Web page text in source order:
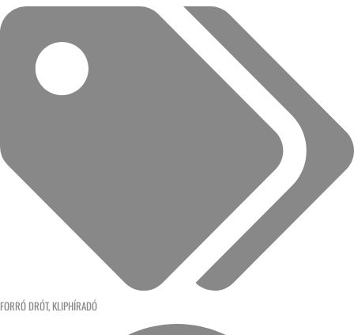
FORRÓ DRÓT, KLIPHÍRADÓ